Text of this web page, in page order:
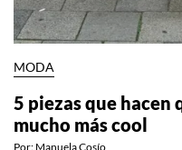
MODA
5 piezas que hacen
mucho más cool
Por: Manuela Cosío